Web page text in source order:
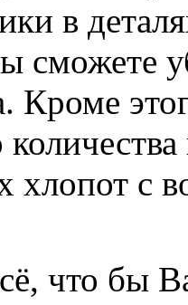
в
сможете
Кроме
с
что бы